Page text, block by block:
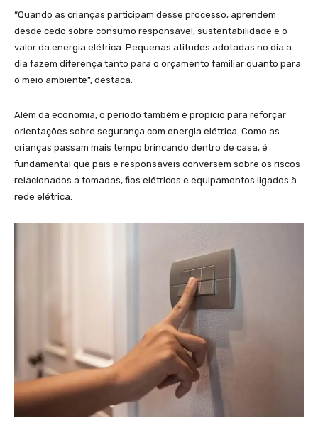
“Quando as crianças participam desse processo, aprendem
desde cedo sobre consumo responsável, sustentabilidade e o
valor da energia elétrica. Pequenas atitudes adotadas no dia a
dia fazem diferença tanto para o orçamento familiar quanto para
o meio ambiente”, destaca.
Além da economia, o período também é propício para reforçar
orientações sobre segurança com energia elétrica. Como as
crianças passam mais tempo brincando dentro de casa, é
fundamental que pais e responsáveis conversem sobre os riscos
relacionados a tomadas, fios elétricos e equipamentos ligados à
rede elétrica.